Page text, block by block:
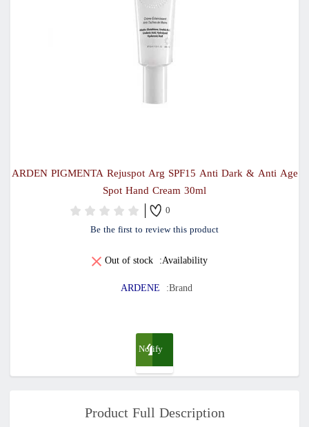
ARDEN PIGMENTA Rejuspot Arg SPF15 Anti Dark & Anti Age
Spot Hand Cream 30ml
0
Be the first to review this product
Availability:
Out of stock
Brand:
ARDENE
Notify
when
Product Full Description